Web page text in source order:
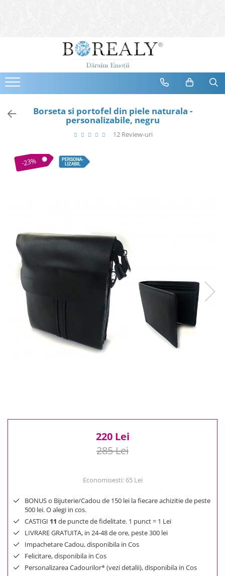
Bijuterii
Cercei
Bratari
Coliere
Destinatari
Reduceri
Cele mai noi
Cele mai vandute
Cele mai votate
Cu video
0 Lei - 100 Lei
100 Lei - 200 Lei
200 Lei - 300 Lei
Borseta si portofel din piele naturala -
personalizabile, negru
12 Review-uri
-23%
220 Lei
285 Lei
Economisesti: 65 Lei
BONUS o Bijuterie/Cadou de 150 lei la fiecare achizitie de peste
500 lei. O alegi in cos.
CASTIGI 11 de puncte de fidelitate. 1 punct = 1 Lei
LIVRARE GRATUITA, in 24-48 de ore, peste 300 lei
Impachetare Cadou, disponibila in Cos
Felicitare, disponibila in Cos
Personalizarea Cadourilor* (vezi detalii), disponibila in Cos